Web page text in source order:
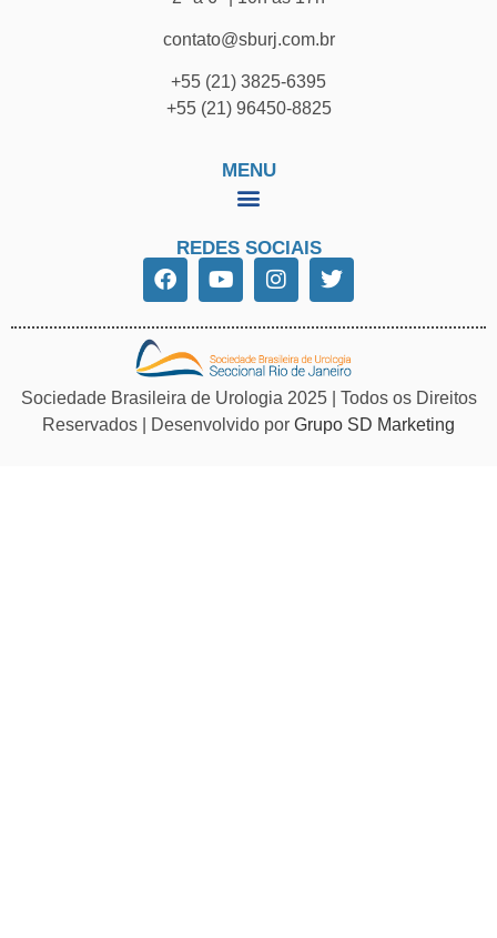
contato@sburj.com.br
+55 (21) 3825-6395
+55 (21) 96450-8825
MENU
REDES SOCIAIS
Sociedade Brasileira de Urologia 2025 | Todos os Direitos
Reservados | Desenvolvido por Grupo SD Marketing